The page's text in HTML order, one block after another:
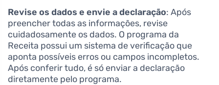
Revise os dados e envie a declaração: Após
preencher todas as informações, revise
cuidadosamente os dados. O programa da
Receita possui um sistema de verificação que
aponta possíveis erros ou campos incompletos.
Após conferir tudo, é só enviar a declaração
diretamente pelo programa.